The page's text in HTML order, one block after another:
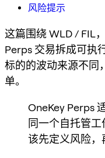
风险提示
这篇围绕 WLD / FIL
Perps 交易拆成可执
标的的波动来源不同
单。
OneKey Perps
同一个自托管
该先定义风险，